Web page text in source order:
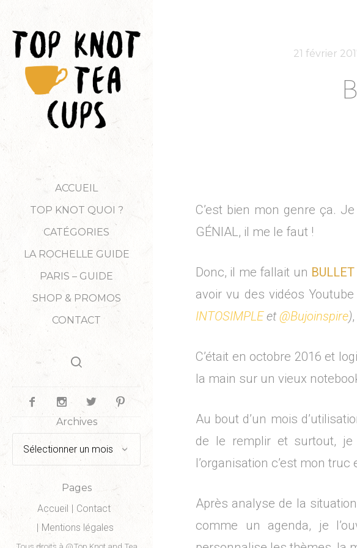
ACCUEIL
TOP KNOT QUOI ?
CATÉGORIES
LA ROCHELLE GUIDE
PARIS – GUIDE
SHOP & PROMOS
CONTACT
Archives
Archives
Pages
Accueil
Contact
Mentions légales
21 février
C’est bien mon genre ça.
GÉNIAL, il me le faut !
Donc, il me fallait un
avoir vu des vidéos Youtube
INTOSIMPLEet @Bujoinspire)
C’était en octobre 2016 et
la main sur un vieux
Au bout d’un mois
de le remplir et surtout, je
l’organisation c’est mon
Après analyse de la
comme un agenda, je